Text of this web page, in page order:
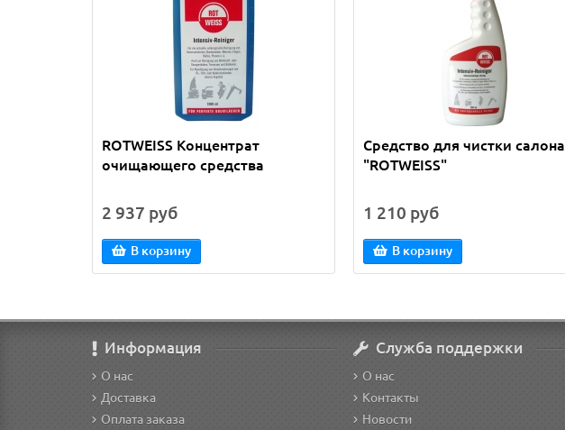
ROTWEISS Концентрат
очищающего средства
2 937 руб
В корзину
Средство для чистки салона
"ROTWEISS"
1 210 руб
В корзину
Информация
О нас
Доставка
Оплата заказа
Служба поддержки
О нас
Контакты
Новости